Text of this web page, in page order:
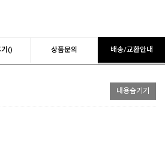
() 상품문의 배송/교환안내
내용숨기기